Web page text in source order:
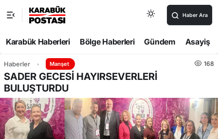
Haber Ara
Karabük Haberleri Bölge Haberleri Gündem Asayiş
Haberler Manşet 168
SADER GECESİ HAYIRSEVERLERİ
BULUŞTURDU